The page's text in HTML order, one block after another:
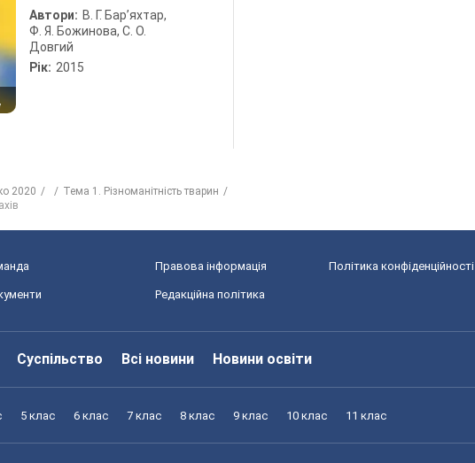
Автори: В. Г. Бар’яхтар,
Ф. Я. Божинова, С. О.
Довгий
Рік: 2015
2020
Тема 1. Різноманітність тварин
Правова інформація Політика конфіденційності
Редакційна політика
Суспільство Всі новини Новини освіти
5 клас 6 клас 7 клас 8 клас 9 клас 10 клас 11 клас